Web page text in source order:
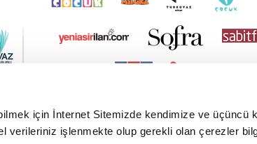
için İnternet Sitemizde kendimize ve üçüncü
verileriniz işlenmekte olup gerekli olan çerezler